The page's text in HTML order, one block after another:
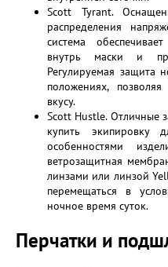
Scott Tyrant.
распределения
система
внутрь маски и
Регулируемая защита
положениях,
вкусу.
Scott Hustle. Отличные
купить экипировку
особенностями
ветрозащитная
линзами или линзой
перемещаться в
ночное время суток.
Перчатки и